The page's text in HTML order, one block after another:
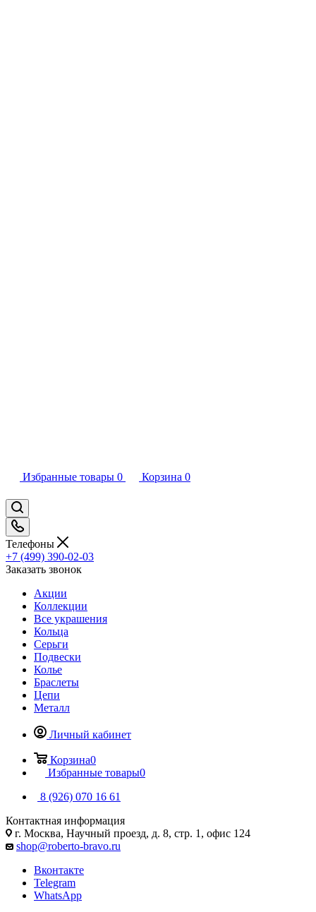
Избранные товары 0 Корзина 0
Телефоны
+7 (499) 390-02-03
Заказать звонок
Акции
Коллекции
Все украшения
Кольца
Серьги
Подвески
Колье
Браслеты
Цепи
Металл
Личный кабинет
Корзина0
Избранные товары0
8 (926) 070 16 61
Контактная информация
г. Москва, Научный проезд, д. 8, стр. 1, офис 124
shop@roberto-bravo.ru
Вконтакте
Telegram
WhatsApp